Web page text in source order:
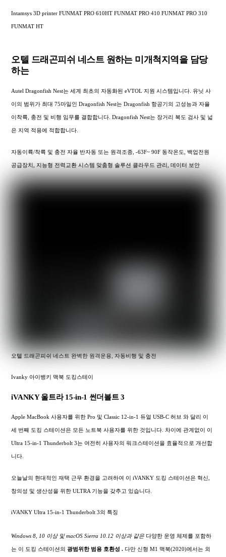
Intamsys 3D printer FUNMAT PRO 610HT FUNMAT PRO 410 FUNMAT PRO 310
FUNMAT HT
오텔 드래곤피쉬 네스트 원하는 미개척지역을 담당
하는
Autel Dragonfish Nest는 세계 최초의 자동화된 eVTOL 지원 시스템입니다. 유닛 사
이의 범위가 최대 75마일인 Dragonfish Nest는 Dragonfish 항공기의 고성능과 자율
이착륙, 충전 및 비행 임무를 결합합니다. Dragonfish Nest는 장거리 복도 검사 및 넓
은 지역 적용에 적합합니다.
자동이륙/착륙 및 충전 자율 반자동 또는 원격조종, -63F~ 90F 동작온도, 백업전원
공급장치, 지능형 전력교환 시스템 맞춤형 솔루션 클라우드 관리, 데이터 보안
오텔 드래곤피쉬 네스트 완벽한 원격운용, 자동비행 및 충전
Ivanky 아이뱅키 맥북 도킹스테이
iVANKY 울트라 15-in-1 썬더볼트 3
Apple MacBook 사용자를 위한 Pro 및 Classic 12-in-1 듀얼 USB-C 허브 와 달리 이
세 번째 도킹 스테이션은 모든 노트북 사용자를 위한 것입니다. 차이에 관계없이 이
Ultra 15-in-1 Thunderbolt 3는 여전히 사용자의 워크스테이션을 효율적으로 개선합
니다.
오늘날의 현대적인 재택 근무 환경을 고려하여 이 iVANKY 도킹 스테이션은 혁신,
창의성 및 생산성을 위한 ULTRA 기능을 갖추고 있습니다.
iVANKY Ultra 15-in-1 Thunderbolt 3의 특징
Windows 8, 10 이상 및 macOS Sierra 10.12 이상과 같은 다양한 운영 체제를 포함하
는 이 도킹 스테이션의광범위한 범용 호환성 . 다만 신형 M1 맥북(2020)에서는 외